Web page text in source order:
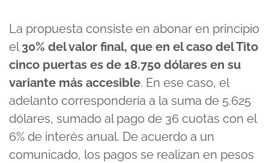
La propuesta consiste en abonar en principio
el30% del valor final, que en el caso del Tito
cinco puertas es de 18.750 dólares en su
variante más accesible. En ese caso, el
adelanto correspondería a la suma de 5.625
dólares, sumado al pago de 36 cuotas con el
6% de interés anual. De acuerdo a un
comunicado, los pagos se realizan en pesos